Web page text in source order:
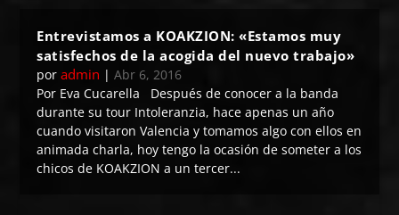
Entrevistamos a KOAKZION: «Estamos muy
satisfechos de la acogida del nuevo trabajo»
poradmin |Abr 6, 2016
Por Eva Cucarella Después de conocer a la banda
durante su tour Intoleranzia, hace apenas un año
cuando visitaron Valencia y tomamos algo con ellos en
animada charla, hoy tengo la ocasión de someter a los
chicos de KOAKZION a un tercer...